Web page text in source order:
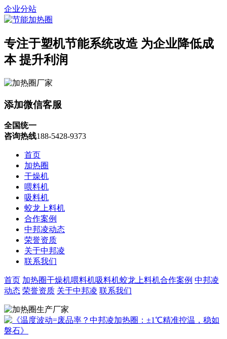
企业分站
专注于塑机节能系统改造 为企业降低成
本 提升利润
添加微信客服
全国统一
咨询热线188-5428-9373
首页
加热圈
干燥机
喂料机
吸料机
蛟龙上料机
合作案例
中邦凌动态
荣誉资质
关于中邦凌
联系我们
首页 加热圈干燥机喂料机吸料机蛟龙上料机合作案例 中邦凌
动态 荣誉资质 关于中邦凌 联系我们